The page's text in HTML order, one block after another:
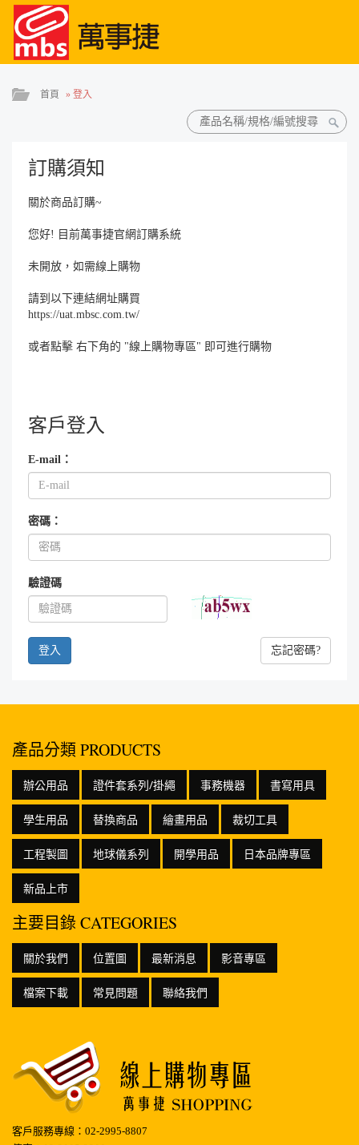
首頁 » 登入
訂購須知
關於商品訂購~
您好! 目前萬事捷官網訂購系統
未開放，如需線上購物
請到以下連結網址購買
https://uat.mbsc.com.tw/
或者點擊 右下角的 "線上購物專區" 即可進行購物
客戶登入
E-mail：
密碼：
驗證碼
忘記密碼?
產品分類 PRODUCTS
辦公用品 證件套系列/掛繩 事務機器 書寫用具
學生用品 替換商品 繪畫用品 裁切工具
工程製圖 地球儀系列 開學用品 日本品牌專區
新品上市
主要目錄 CATEGORIES
關於我們 位置圖 最新消息 影音專區
檔案下載 常見問題 聯絡我們
客戶服務專線：02-2995-8807